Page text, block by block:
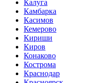
Калуга
Камбарка
Касимов
Кемерово
Кириши
Киров
Конаково
Кострома
Краснодар